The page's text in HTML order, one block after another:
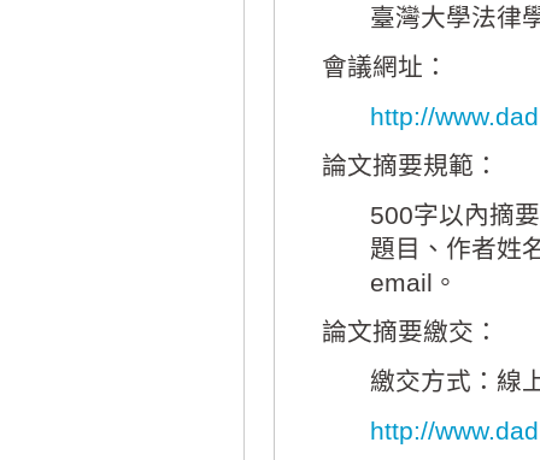
臺灣大學法律
會議網址：
http://
論文摘要規範：
500字以內摘
題目、作者姓
email。
論文摘要繳交：
繳交方式：線
http://